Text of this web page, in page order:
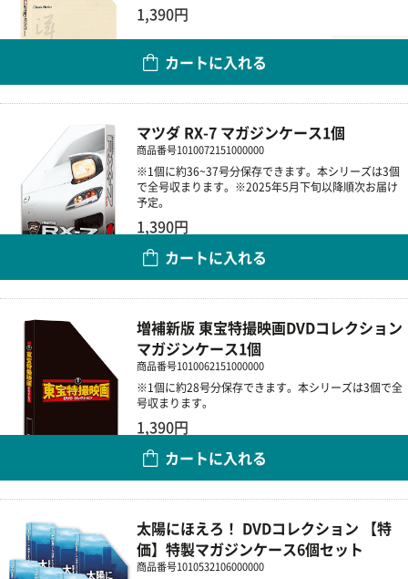
1,390円
カートに入れる
マツダ RX-7 マガジンケース1個
商品番号1010072151000000
※1個に約36~37号分保存できます。本シリーズは3個
で全号収まります。※2025年5月下旬以降順次お届け
予定。
1,390円
カートに入れる
増補新版 東宝特撮映画DVDコレクション
マガジンケース1個
商品番号1010062151000000
※1個に約28号分保存できます。本シリーズは3個で全
号収まります。
1,390円
カートに入れる
太陽にほえろ！ DVDコレクション 【特
価】特製マガジンケース6個セット
商品番号1010532106000000